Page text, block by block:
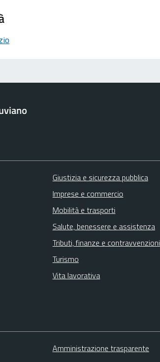
Giustizia e sicurezza pubblica
Imprese e commercio
Mobilità e trasporti
Salute, benessere e assistenza
Tributi, finanze e contravvenzioni
Turismo
Vita lavorativa
Amministrazione trasparente